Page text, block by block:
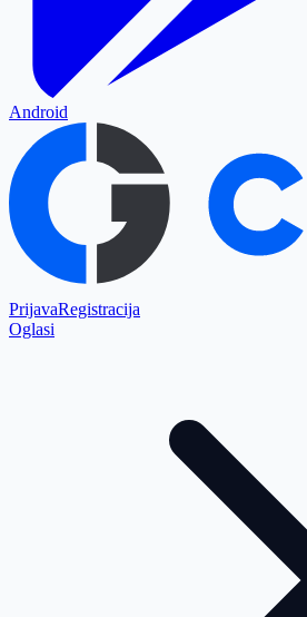
Android
PrijavaRegistracija
Oglasi